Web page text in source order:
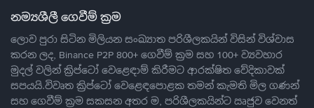
නම්‍යශීලී ගෙවීම් ක්‍රම
ලොව පුරා සිටින මිලියන සංඛ්‍යාත පරිශීලකයින් විසින් විශ්වාස
කරන ලද, Binance P2P 800+ ගෙවීම් ක්‍රම සහ 100+ ව්‍යවහාර
මුදල් වලින් ක්‍රිප්ටෝ වෙළෙඳාම් කිරීමට ආරක්ෂිත වේදිකාවක්
සපයයි.විවෘත ක්‍රිප්ටෝ වෙළෙඳපොළක තමන් කැමති මිල ගණන්
සහ ගෙවීම් ක්‍රම සකසන අතර ම, පරිශීලකයින්ට ඍජුව වෙනත්